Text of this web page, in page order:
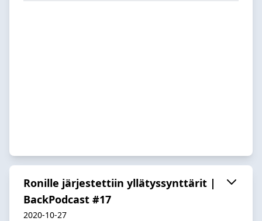
Ronille järjestettiin yllätyssynttärit |
BackPodcast #17
2020-10-27